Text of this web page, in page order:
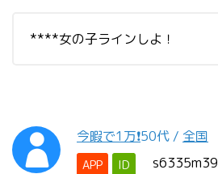
****女の子ラインしよ！
今暇で1万❗️50代 / 全国
APP ID s6335m39